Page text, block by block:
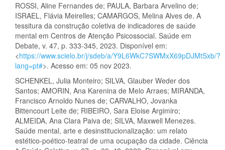
ROSSI, Aline Fernandes de; PAULA, Barbara Arvelino de;
ISRAEL, Flávia Meirelles; CAMARGOS, Melina Alves de. A
tessitura da construção coletiva de indicadores de saúde
mental em Centros de Atenção Psicossocial. Saúde em
Debate, v. 47, p. 333-345, 2023. Disponível em:
<https://www.scielo.br/j/sdeb/a/Y9L6WkC7SWMxX69pDJMtSxb/?
lang=pt#>. Acesso em: 05 nov 2023.
SCHENKEL, Julia Monteiro; SILVA, Glauber Weder dos
Santos; AMORIN, Ana Karenina de Melo Arraes; MIRANDA,
Francisco Arnoldo Nunes de; CARVALHO, Jovanka
Bittencourt Leite de; RIBEIRO, Sara Eloise Argimiro;
ALMEIDA, Ana Clara Paiva de; SILVA, Maxwell Menezes.
Saúde mental, arte e desinstitucionalização: um relato
estético-poético-teatral de uma ocupação da cidade. Ciência